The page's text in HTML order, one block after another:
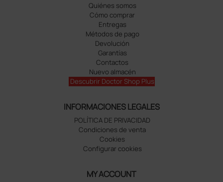
Quiénes somos
Cómo comprar
Entregas
Métodos de pago
Devolución
Garantías
Contactos
Nuevo almacén
Descubrir Doctor Shop Plus
INFORMACIONES LEGALES
POLÍTICA DE PRIVACIDAD
Condiciones de venta
Cookies
Configurar cookies
MY ACCOUNT